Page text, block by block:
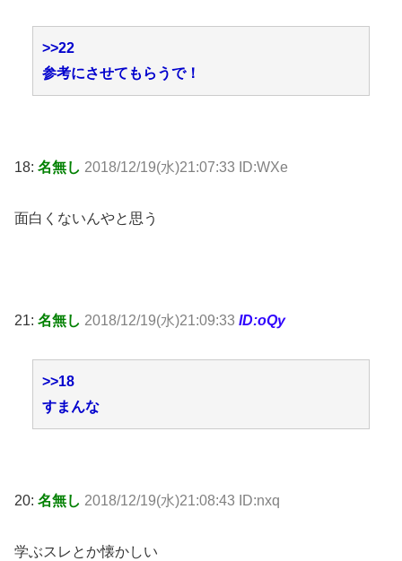
>>22
参考にさせてもらうで！
18: 名無し 2018/12/19(水)21:07:33 ID:WXe
面白くないんやと思う
21: 名無し 2018/12/19(水)21:09:33 ID:oQy
>>18
すまんな
20: 名無し 2018/12/19(水)21:08:43 ID:nxq
学ぶスレとか懐かしい